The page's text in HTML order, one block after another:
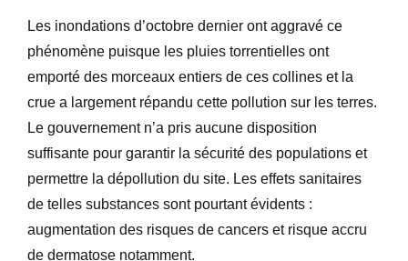
Les inondations d’octobre dernier ont aggravé ce
phénomène puisque les pluies torrentielles ont
emporté des morceaux entiers de ces collines et la
crue a largement répandu cette pollution sur les terres.
Le gouvernement n’a pris aucune disposition
suffisante pour garantir la sécurité des populations et
permettre la dépollution du site. Les effets sanitaires
de telles substances sont pourtant évidents :
augmentation des risques de cancers et risque accru
de dermatose notamment.